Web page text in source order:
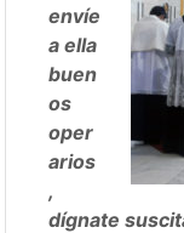
envíe
a ella
buen
os
oper
arios
,
dígnate